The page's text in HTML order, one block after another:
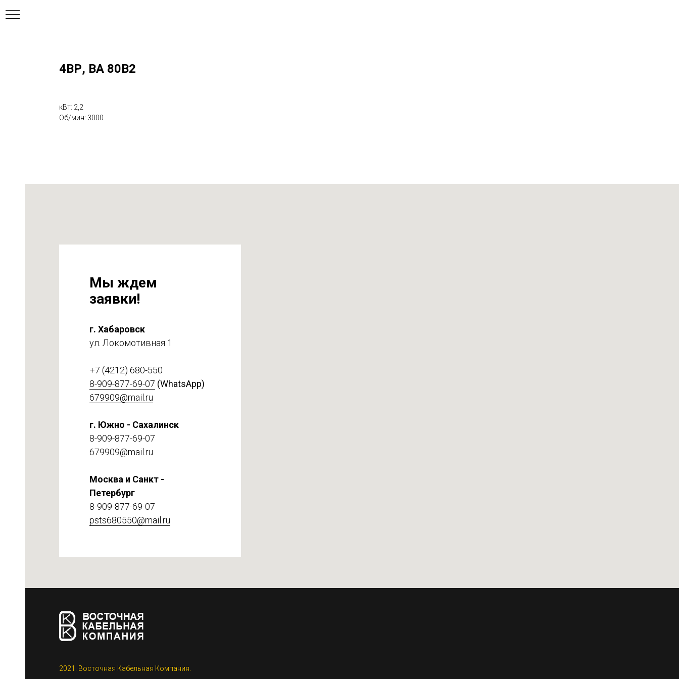
4ВР, ВА 80В2
кВт: 2,2
Об/мин: 3000
Мы ждем
заявки!
г. Хабаровск
ул. Локомотивная 1
+7 (4212) 680-550
8-909-877-69-07 (WhatsApp)
679909@mail.ru
г. Южно - Сахалинск
8-909-877-69-07
679909@mail.ru
Москва и Санкт -
Петербург
8-909-877-69-07
psts680550@mail.ru
2021. Восточная Кабельная Компания.